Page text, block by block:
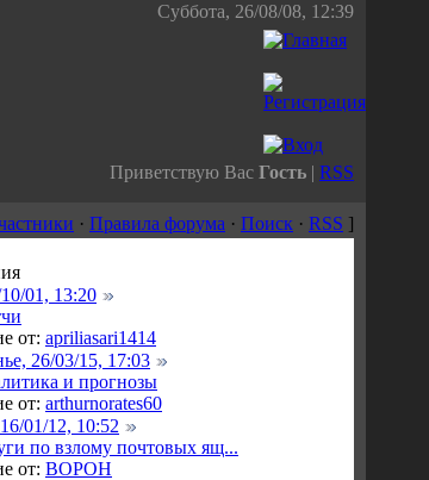
Суббота, 26/08/08, 12:39
Приветствую Вас Гость | RSS
· Правила форума · Поиск · RSS ]
01, 13:20
от: apriliasari1414
26/03/15, 17:03
и прогнозы
от: arthurnorates60
01/12, 10:52
по взлому почтовых ящ...
от: BOPOH